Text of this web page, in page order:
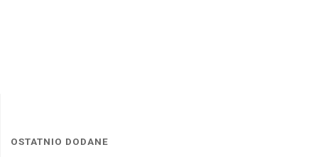
OSTATNIO DODANE